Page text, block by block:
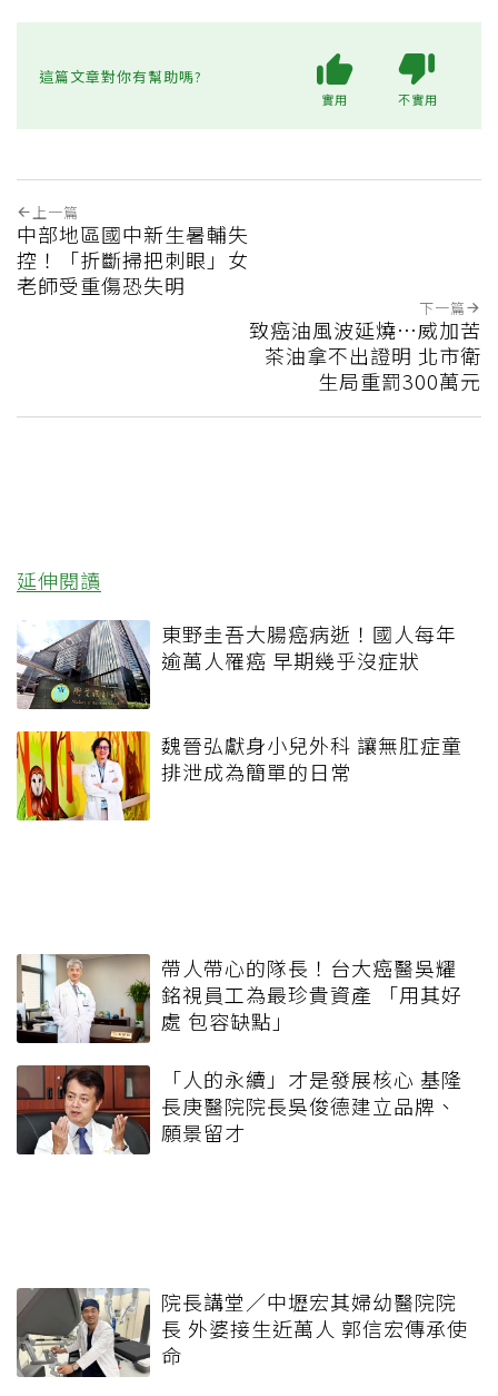
這篇文章對你有幫助嗎?
實用 不實用
上一篇
中部地區國中新生暑輔失
控！「折斷掃把刺眼」女
老師受重傷恐失明
下一篇
致癌油風波延燒…威加苦
茶油拿不出證明 北市衛
生局重罰300萬元
延伸閱讀
東野圭吾大腸癌病逝！國人每年
逾萬人罹癌 早期幾乎沒症狀
魏晉弘獻身小兒外科 讓無肛症童
排泄成為簡單的日常
帶人帶心的隊長！台大癌醫吳耀
銘視員工為最珍貴資產 「用其好
處 包容缺點」
「人的永續」才是發展核心 基隆
長庚醫院院長吳俊德建立品牌、
願景留才
院長講堂／中壢宏其婦幼醫院院
長 外婆接生近萬人 郭信宏傳承使
命